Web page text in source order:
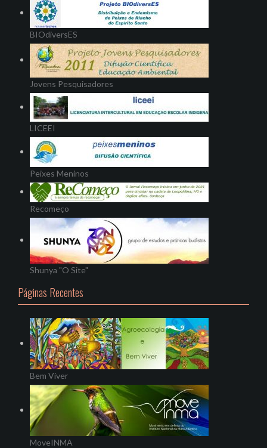
BIOdiversES
Jovens Pesquisadores
LICEEI
Peixes Meninos
Recomeço
Shunya "O Site"
Páginas Recentes
Bem Viver
MoveINMA